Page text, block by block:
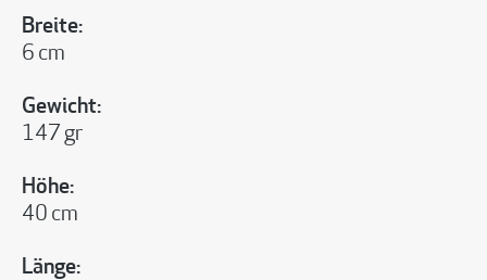
Breite:
6 cm
Gewicht:
147 gr
Höhe:
40 cm
Länge: